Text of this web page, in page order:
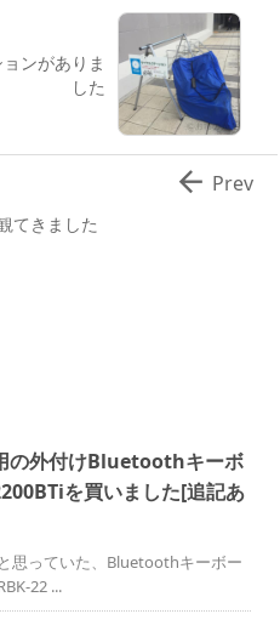
ンがありま
した
てきました
 Prev
の外付けBluetoothキーボ
を買いました[追記あ
思っていた、Bluetoothキーボー
22 ...